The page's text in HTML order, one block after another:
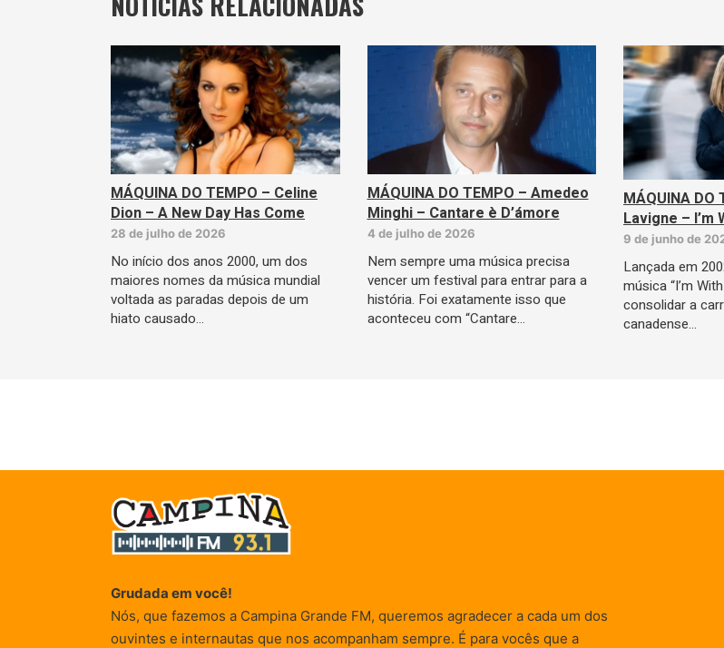
MÁQUINA DO TEMPO – Celine
Dion – A New Day Has Come
28 de julho de 2026
No início dos anos 2000, um dos
maiores nomes da música mundial
voltada as paradas depois de um
hiato causado…
MÁQUINA DO TEMPO – Amedeo
Minghi – Cantare è D’ámore
4 de julho de 2026
Nem sempre uma música precisa
vencer um festival para entrar para a
história. Foi exatamente isso que
aconteceu com “Cantare…
MÁQUINA DO
Lavigne – I’m
9 de junho de
Lançada em
música “I’m
consolidar a
canadense…
Grudada em você!
Nós, que fazemos a Campina Grande FM, queremos agradecer a cada um dos
ouvintes e internautas que nos acompanham sempre. É para vocês que a